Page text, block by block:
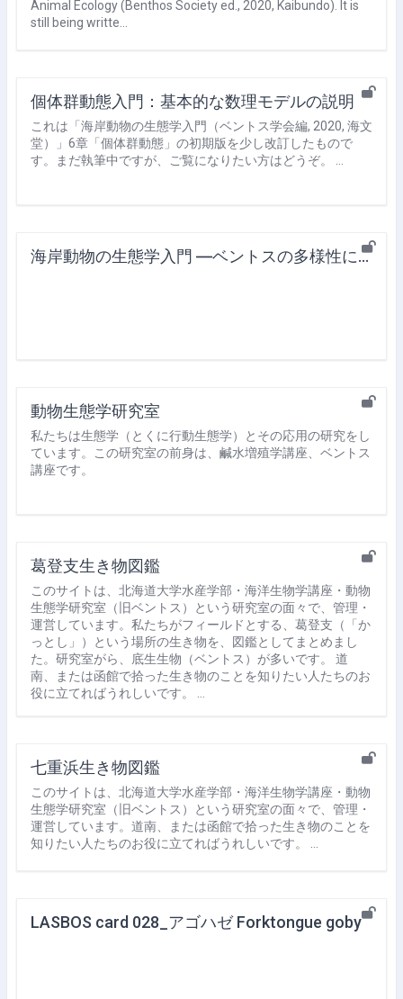
Animal Ecology (Benthos Society ed., 2020, Kaibundo). It is
still being writte…
個体群動態入門：基本的な数理モデルの説明
これは「海岸動物の生態学入門（ベントス学会編, 2020, 海文
堂）」6章「個体群動態」の初期版を少し改訂したもので
す。まだ執筆中ですが、ご覧になりたい方はどうぞ。 …
海岸動物の生態学入門 ―ベントスの多様性に学ぶ
動物生態学研究室
私たちは生態学（とくに行動生態学）とその応用の研究をし
ています。この研究室の前身は、鹹水増殖学講座、ベントス
講座です。
葛登支生き物図鑑
このサイトは、北海道大学水産学部・海洋生物学講座・動物
生態学研究室（旧ベントス）という研究室の面々で、管理・
運営しています。私たちがフィールドとする、葛登支（「か
っとし」）という場所の生き物を、図鑑としてまとめまし
た。研究室がら、底生生物（ベントス）が多いです。 道
南、または函館で拾った生き物のことを知りたい人たちのお
役に立てればうれしいです。 …
七重浜生き物図鑑
このサイトは、北海道大学水産学部・海洋生物学講座・動物
生態学研究室（旧ベントス）という研究室の面々で、管理・
運営しています。道南、または函館で拾った生き物のことを
知りたい人たちのお役に立てればうれしいです。 …
LASBOS card 028_アゴハゼ Forktongue goby